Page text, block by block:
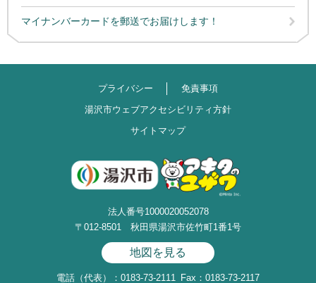
マイナンバーカードを郵送でお届けします！
プライバシー
免責事項
湯沢市ウェブアクセシビリティ方針
サイトマップ
法人番号1000020052078
〒012-8501 秋田県湯沢市佐竹町1番1号
地図を見る
電話（代表）：0183-73-2111 Fax：0183-73-2117